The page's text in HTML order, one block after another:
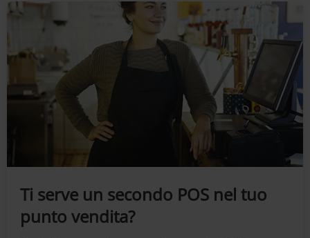
Ti serve un secondo POS nel tuo
punto vendita?